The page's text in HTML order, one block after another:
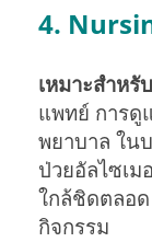
4.
เหมาะสำหรั
แพทย์ การดู
พยาบาล ใน
ป่วยอัลไซเม
ใกล้ชิดตลอ
กิจกรรม